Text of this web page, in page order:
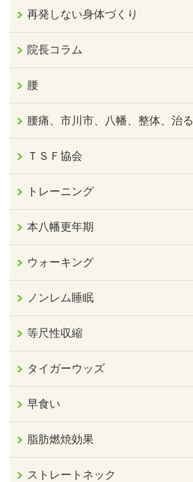
再発しない身体づくり
院長コラム
腰
腰痛、市川市、八幡、整体、治る
ＴＳＦ協会
トレーニング
本八幡更年期
ウォーキング
ノンレム睡眠
等尺性収縮
タイガーウッズ
早食い
脂肪燃焼効果
ストレートネック